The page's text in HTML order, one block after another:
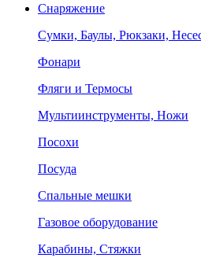
Снаряжение
Сумки, Баулы, Рюкзаки,
Фонари
Фляги и Термосы
Мультиинструменты, Ножи
Посохи
Посуда
Спальные мешки
Газовое оборудование
Карабины, Стяжки